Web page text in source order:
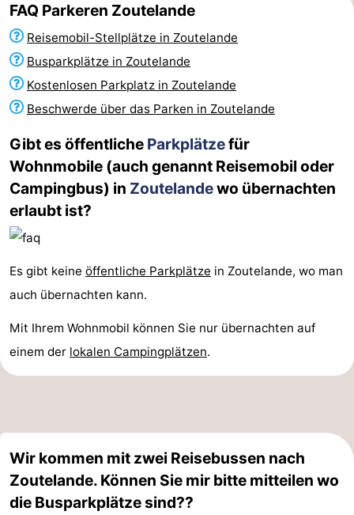
FAQ Parkeren Zoutelande
Reisemobil-Stellplätze in Zoutelande
Busparkplätze in Zoutelande
Kostenlosen Parkplatz in Zoutelande
Beschwerde über das Parken in Zoutelande
Gibt es öffentliche Parkplätzefür
Wohnmobile (auch genannt Reisemobil oder
Campingbus) in Zoutelandewo übernachten
erlaubt ist?
Es gibt keine öffentliche Parkplätze in Zoutelande, wo man
auch übernachten kann.
Mit Ihrem Wohnmobil können Sie nur übernachten auf
einem der lokalen Campingplätzen.
Wir kommen mit zwei Reisebussen nach
Zoutelande. Können Sie mir bitte mitteilen wo
die Busparkplätze sind??